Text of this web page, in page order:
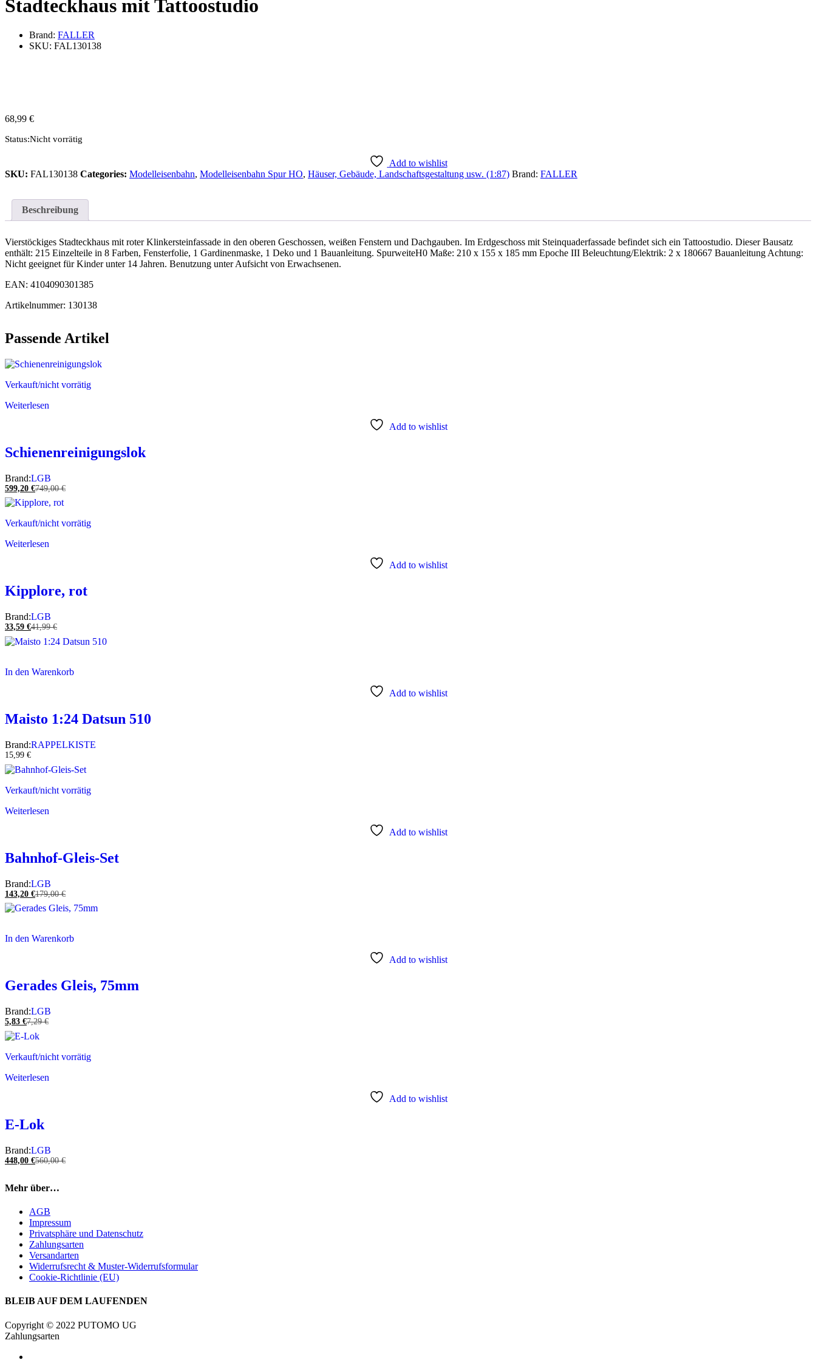
Stadteckhaus mit Tattoostudio
Brand: FALLER
SKU: FAL130138
68,99 €
Status:Nicht vorrätig
Add to wishlist
SKU: FAL130138 Categories: Modelleisenbahn, Modelleisenbahn Spur HO, Häuser, Gebäude, Landschaftsgestaltung usw. (1:87) Brand: FALLER
Beschreibung
Vierstöckiges Stadteckhaus mit roter Klinkersteinfassade in den oberen Geschossen, weißen Fenstern und Dachgauben. Im Erdgeschoss mit Steinquaderfassade befindet sich ein Tattoostudio. Dieser Bausatz
enthält: 215 Einzelteile in 8 Farben, Fensterfolie, 1 Gardinenmaske, 1 Deko und 1 Bauanleitung. SpurweiteH0 Maße: 210 x 155 x 185 mm Epoche III Beleuchtung/Elektrik: 2 x 180667 Bauanleitung Achtung:
Nicht geeignet für Kinder unter 14 Jahren. Benutzung unter Aufsicht von Erwachsenen.
EAN: 4104090301385
Artikelnummer: 130138
Passende Artikel
Verkauft/nicht vorrätig
Weiterlesen
Add to wishlist
Schienenreinigungslok
Brand:LGB
599,20 €749,00€
Verkauft/nicht vorrätig
Weiterlesen
Add to wishlist
Kipplore, rot
Brand:LGB
33,59 €41,99€
In den Warenkorb
Add to wishlist
Maisto 1:24 Datsun 510
Brand:RAPPELKISTE
15,99 €
Verkauft/nicht vorrätig
Weiterlesen
Add to wishlist
Bahnhof-Gleis-Set
Brand:LGB
143,20 €179,00€
In den Warenkorb
Add to wishlist
Gerades Gleis, 75mm
Brand:LGB
5,83 €7,29€
Verkauft/nicht vorrätig
Weiterlesen
Add to wishlist
E-Lok
Brand:LGB
448,00 €560,00€
Mehr über…
AGB
Impressum
Privatsphäre und Datenschutz
Zahlungsarten
Versandarten
Widerrufsrecht & Muster-Widerrufsformular
Cookie-Richtlinie (EU)
BLEIB AUF DEM LAUFENDEN
Copyright © 2022 PUTOMO UG
Zahlungsarten